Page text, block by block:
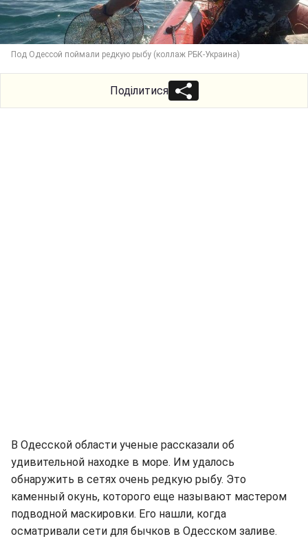
Под Одессой поймали редкую рыбу (коллаж РБК-Украина)
Поділитися
В Одесской области ученые рассказали об
удивительной находке в море. Им удалось
обнаружить в сетях очень редкую рыбу. Это
каменный окунь, которого еще называют мастером
подводной маскировки. Его нашли, когда
осматривали сети для бычков в Одесском заливе.